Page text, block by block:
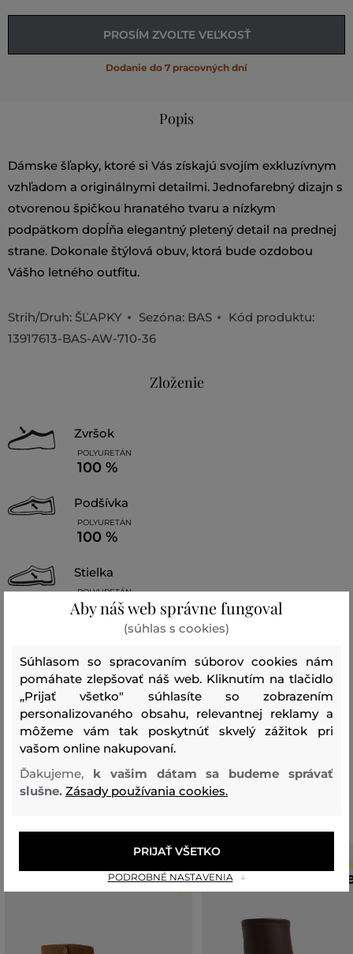
PROSÍM ZVOĽTE VEĽKOSŤ
Dodanie do 7 pracovných dní
Popis
Dámske šľapky, ktoré si Vás získajú svojím exkluzívnym
vzhľadom a originálnymi detailmi. Jednofarebný dizajn s
otvorenou špičkou hranatého tvaru a nízkym
podpätkom dopĺňa elegantný pletený detail na prednej
strane. Dokonale štýlová obuv, ktorá bude ozdobou
Vášho letného outfitu.
Strih/Druh: ŠĽAPKY Sezóna: BAS
Kód produktu:
13917613-BAS-AW-710-36
Zloženie
zvršok
POLYURETÁN
100 %
podšívka
POLYURETÁN
100 %
stielka
POLYURETÁN
100 %
TERMOPLASTICKÁ GUMA
100 %
Vychádzková obuv
Odporúčané produkty
Aby náš web správne fungoval
(súhlas s cookies)
Súhlasom so spracovaním súborov cookies nám
pomáhate zlepšovať náš web. Kliknutím na tlačidlo
„Prijať všetko" súhlasíte so zobrazením
personalizovaného obsahu, relevantnej reklamy a
môžeme vám tak poskytnúť skvelý zážitok pri
vašom online nakupovaní.
Ďakujeme, k vašim dátam sa budeme správať
slušne. Zásady používania cookies.
PODROBNÉ NASTAVENIA
PRIJAŤ VŠETKO